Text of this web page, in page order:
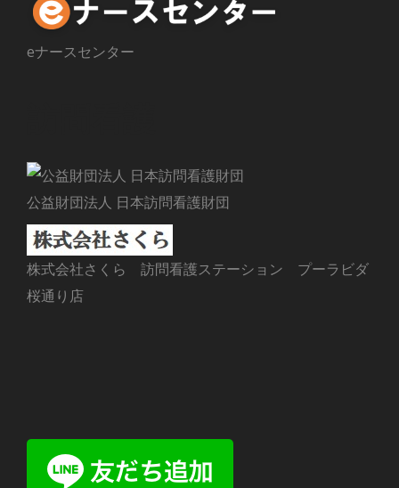
eナースセンター
公益財団法人 日本訪問看護財団
株式会社さくら 訪問看護ステーション プーラビダ
桜通り店